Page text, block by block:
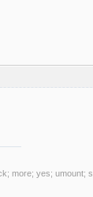
more; yes; umount;